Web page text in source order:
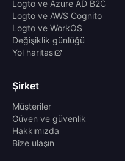
Logto ve Azure AD B2C
Logto ve AWS Cognito
Logto ve WorkOS
Değişiklik günlüğü
Yol haritası
Şirket
Müşteriler
Güven ve güvenlik
Hakkımızda
Bize ulaşın